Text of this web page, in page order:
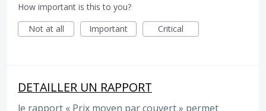
How important is this to you?
Not at all
Important Critical
DETAILLER UN RAPPORT
le rapport « Prix moyen par couvert » permet